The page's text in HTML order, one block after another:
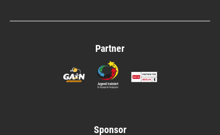
Partner
Sponsor